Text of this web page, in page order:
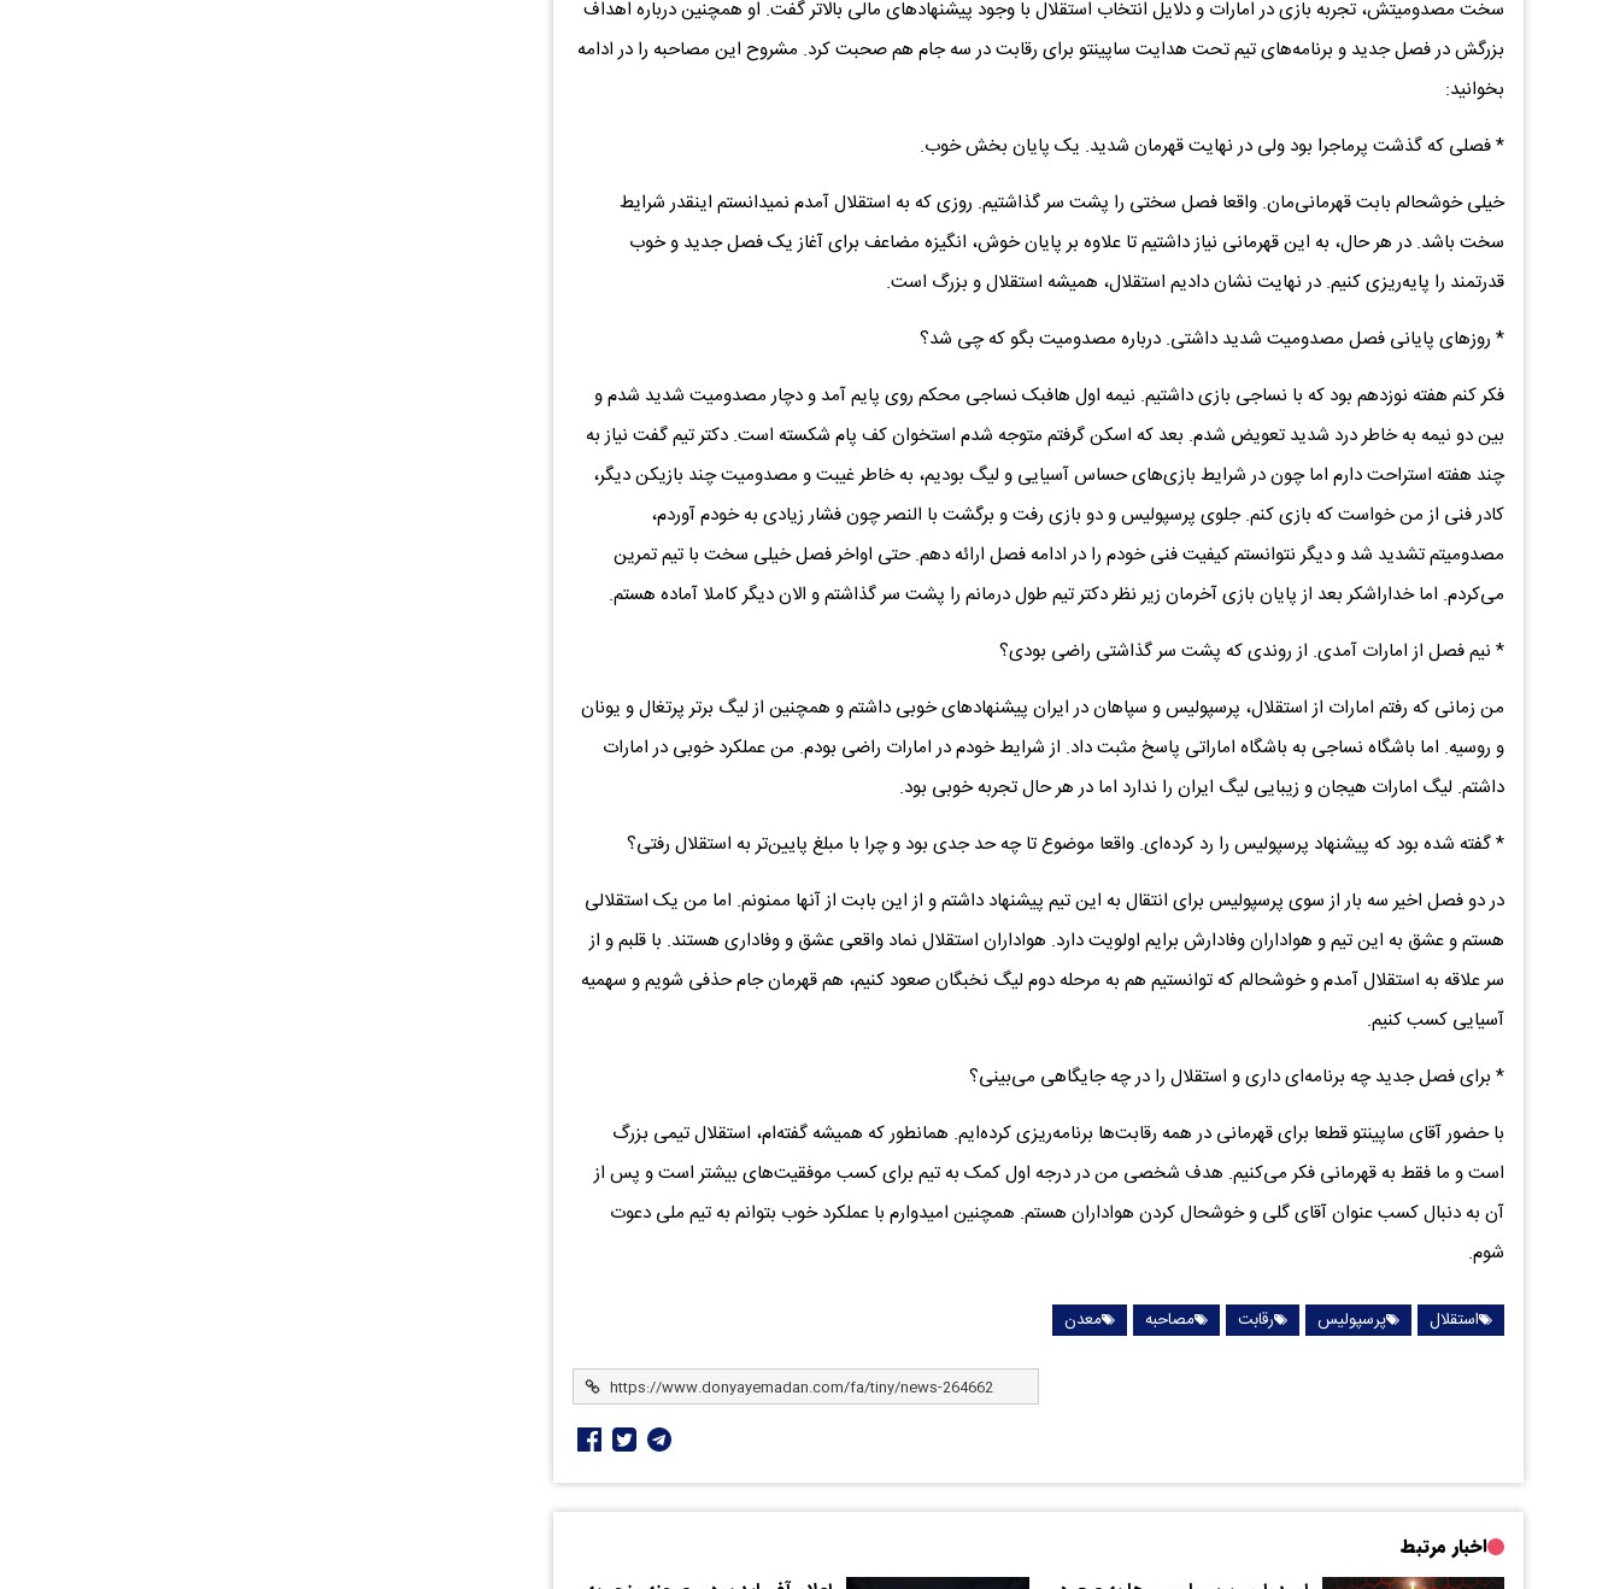
سخت مصدومیتش، تجربه بازی در امارات و دلایل انتخاب استقلال با وجود پیشنهادهای مالی بالاتر گفت. او همچنین درباره اهداف
بزرگش در فصل جدید و برنامه‌های تیم تحت هدایت ساپینتو برای رقابت در سه جام هم صحبت کرد. مشروح این مصاحبه را در ادامه
بخوانید:
* فصلی که گذشت پرماجرا بود ولی در نهایت قهرمان شدید. یک پایان بخش خوب.
خیلی خوشحالم بابت قهرمانی‌مان. واقعا فصل سختی را پشت سر گذاشتیم. روزی که به استقلال آمدم نمیدانستم اینقدر شرایط
سخت باشد. در هر حال، به این قهرمانی نیاز داشتیم تا علاوه بر پایان خوش، انگیزه مضاعف برای آغاز یک فصل جدید و خوب
قدرتمند را پایه‌ریزی کنیم. در نهایت نشان دادیم استقلال، همیشه استقلال و بزرگ است.
* روزهای پایانی فصل مصدومیت شدید داشتی. درباره مصدومیت بگو که چی شد؟
فکر کنم هفته نوزدهم بود که با نساجی بازی داشتیم. نیمه اول هافبک نساجی محکم روی پایم آمد و دچار مصدومیت شدید شدم و
بین دو نیمه به خاطر درد شدید تعویض شدم. بعد که اسکن گرفتم متوجه شدم استخوان کف پام شکسته است. دکتر تیم گفت نیاز به
چند هفته استراحت دارم اما چون در شرایط بازی‌های حساس آسیایی و لیگ بودیم، به خاطر غیبت و مصدومیت چند بازیکن دیگر،
کادر فنی از من خواست که بازی کنم. جلوی پرسپولیس و دو بازی رفت و برگشت با النصر چون فشار زیادی به خودم آوردم،
مصدومیتم تشدید شد و دیگر نتوانستم کیفیت فنی خودم را در ادامه فصل ارائه دهم. حتی اواخر فصل خیلی سخت با تیم تمرین
می‌کردم. اما خداراشکر بعد از پایان بازی آخرمان زیر نظر دکتر تیم طول درمانم را پشت سر گذاشتم و الان دیگر کاملا آماده هستم.
* نیم فصل از امارات آمدی. از روندی که پشت سر گذاشتی راضی بودی؟
من زمانی که رفتم امارات از استقلال، پرسپولیس و سپاهان در ایران پیشنهادهای خوبی داشتم و همچنین از لیگ برتر پرتغال و یونان
و روسیه. اما باشگاه نساجی به باشگاه اماراتی پاسخ مثبت داد. از شرایط خودم در امارات راضی بودم. من عملکرد خوبی در امارات
داشتم. لیگ امارات هیجان و زیبایی لیگ ایران را ندارد اما در هر حال تجربه خوبی بود.
* گفته شده بود که پیشنهاد پرسپولیس را رد کرده‌ای. واقعا موضوع تا چه حد جدی بود و چرا با مبلغ پایین‌تر به استقلال رفتی؟
در دو فصل اخیر سه بار از سوی پرسپولیس برای انتقال به این تیم پیشنهاد داشتم و از این بابت از آنها ممنونم. اما من یک استقلالی
هستم و عشق به این تیم و هواداران وفادارش برایم اولویت دارد. هواداران استقلال نماد واقعی عشق و وفاداری هستند. با قلبم و از
سر علاقه به استقلال آمدم و خوشحالم که توانستیم هم به مرحله دوم لیگ نخبگان صعود کنیم، هم قهرمان جام حذفی شویم و سهمیه
آسیایی کسب کنیم.
* برای فصل جدید چه برنامه‌ای داری و استقلال را در چه جایگاهی می‌بینی؟
با حضور آقای ساپینتو قطعا برای قهرمانی در همه رقابت‌ها برنامه‌ریزی کرده‌ایم. همانطور که همیشه گفته‌ام، استقلال تیمی بزرگ
است و ما فقط به قهرمانی فکر می‌کنیم. هدف شخصی من در درجه اول کمک به تیم برای کسب موفقیت‌های بیشتر است و پس از
آن به دنبال کسب عنوان آقای گلی و خوشحال کردن هواداران هستم. همچنین امیدوارم با عملکرد خوب بتوانم به تیم ملی دعوت
شوم.
استقلال پرسپولیس رقابت مصاحبه معدن
اخبار مرتبط